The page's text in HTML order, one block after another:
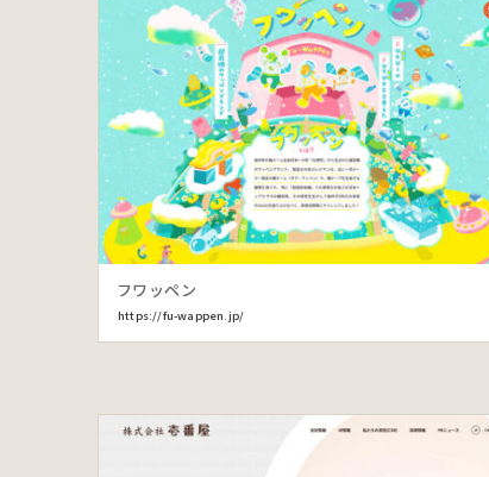
フワッペン
https://fu-wappen.jp/